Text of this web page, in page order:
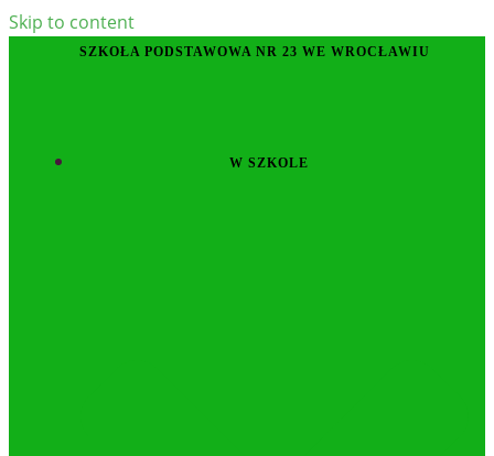
Skip to content
SZKOŁA PODSTAWOWA NR 23 WE WROCŁAWIU
W SZKOLE